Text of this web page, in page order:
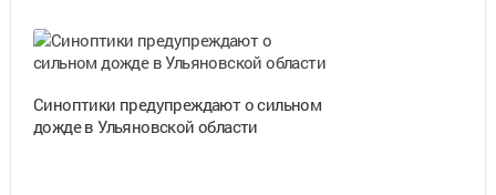
Синоптики предупреждают о сильном
дожде в Ульяновской области